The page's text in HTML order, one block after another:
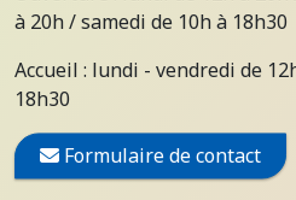
à 20h / samedi de 10h à 18h30
Accueil : lundi - vendredi de
18h30
Formulaire de contact